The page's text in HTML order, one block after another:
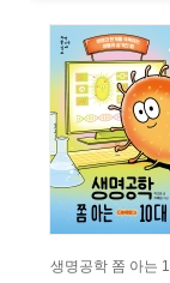
생명공학 쫌 아는